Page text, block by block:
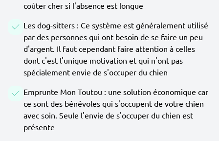
coûter cher si l'absence est longue
Les dog-sitters : Ce système est généralement utilisé
par des personnes qui ont besoin de se faire un peu
d'argent. Il faut cependant faire attention à celles
dont c'est l'unique motivation et qui n'ont pas
spécialement envie de s'occuper du chien
Emprunte Mon Toutou : une solution économique car
ce sont des bénévoles qui s'occupent de votre chien
avec soin. Seule l'envie de s'occuper du chien est
présente